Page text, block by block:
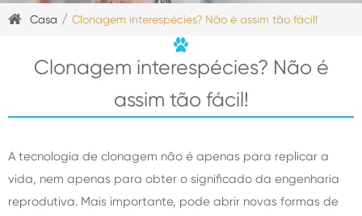
Casa Clonagem interespécies? Não é assim tão fácil!
Clonagem interespécies? Não é
assim tão fácil!
A tecnologia de clonagem não é apenas para replicar a
vida, nem apenas para obter o significado da engenharia
reprodutiva. Mais importante, pode abrir novas formas de